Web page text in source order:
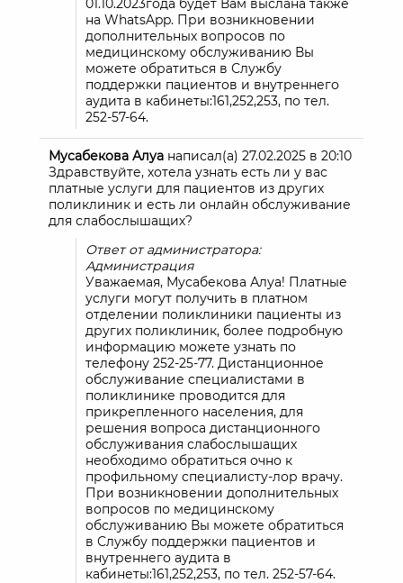
01.10.2023года будет Вам выслана также
на WhatsApp. При возникновении
дополнительных вопросов по
медицинскому обслуживанию Вы
можете обратиться в Службу
поддержки пациентов и внутреннего
аудита в кабинеты:161,252,253, по тел.
252-57-64.
Мусабекова Алуа написал(а) 27.02.2025 в 20:10
Здравствуйте, хотела узнать есть ли у вас
платные услуги для пациентов из других
поликлиник и есть ли онлайн обслуживание
для слабослышащих?
Ответ от администратора:
Администрация
Уважаемая, Мусабекова Алуа! Платные
услуги могут получить в платном
отделении поликлиники пациенты из
других поликлиник, более подробную
информацию можете узнать по
телефону 252-25-77. Дистанционное
обслуживание специалистами в
поликлинике проводится для
прикрепленного населения, для
решения вопроса дистанционного
обслуживания слабослышащих
необходимо обратиться очно к
профильному специалисту-лор врачу.
При возникновении дополнительных
вопросов по медицинскому
обслуживанию Вы можете обратиться
в Службу поддержки пациентов и
внутреннего аудита в
кабинеты:161,252,253, по тел. 252-57-64.